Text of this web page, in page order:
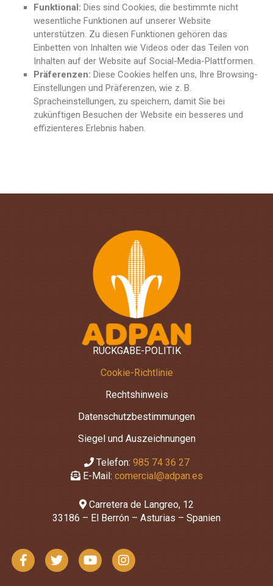
Funktional: Dies sind Cookies, die bestimmte nicht
wesentliche Funktionen auf unserer Website
unterstützen. Zu diesen Funktionen gehören das
Einbetten von Inhalten wie Videos oder das Teilen von
Inhalten auf der Website auf Social-Media-Plattformen.
Präferenzen: Diese Cookies helfen uns, Ihre Browsing-
Einstellungen und Präferenzen, wie z. B.
Spracheinstellungen, zu speichern, damit Sie bei
zukünftigen Besuchen der Website ein besseres und
effizienteres Erlebnis haben.
RÜCKGABE-POLITIK
Cookie-Richtlinie
Rechtshinweis
Datenschutzbestimmungen
Siegel und Auszeichnungen
Telefon: 985 74 36 27
E-Mail: comercial@adpan.es
Carretera de Langreo, 12
33186 – El Berrón – Asturias – Spanien